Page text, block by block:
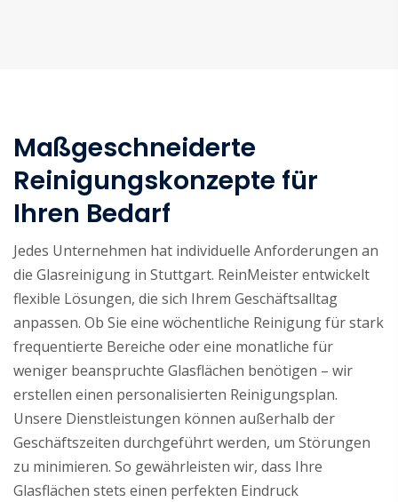
Maßgeschneiderte
Reinigungskonzepte für
Ihren Bedarf
Jedes Unternehmen hat individuelle Anforderungen an
die Glasreinigung in Stuttgart. ReinMeister entwickelt
flexible Lösungen, die sich Ihrem Geschäftsalltag
anpassen. Ob Sie eine wöchentliche Reinigung für stark
frequentierte Bereiche oder eine monatliche für
weniger beanspruchte Glasflächen benötigen – wir
erstellen einen personalisierten Reinigungsplan.
Unsere Dienstleistungen können außerhalb der
Geschäftszeiten durchgeführt werden, um Störungen
zu minimieren. So gewährleisten wir, dass Ihre
Glasflächen stets einen perfekten Eindruck